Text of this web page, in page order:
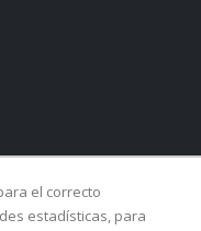
el correcto
estadísticas, para